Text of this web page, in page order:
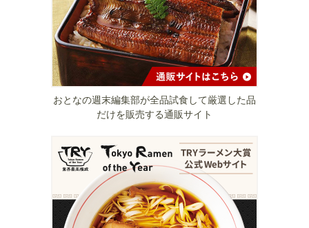
おとなの週末編集部が全品試食して厳選した品
だけを販売する通販サイト